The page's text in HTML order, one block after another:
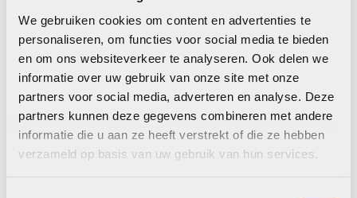
We gebruiken cookies om content en advertenties te
personaliseren, om functies voor social media te bieden
en om ons websiteverkeer te analyseren. Ook delen we
informatie over uw gebruik van onze site met onze
partners voor social media, adverteren en analyse. Deze
partners kunnen deze gegevens combineren met andere
informatie die u aan ze heeft verstrekt of die ze hebben
verzameld op basis van uw gebruik van hun services.